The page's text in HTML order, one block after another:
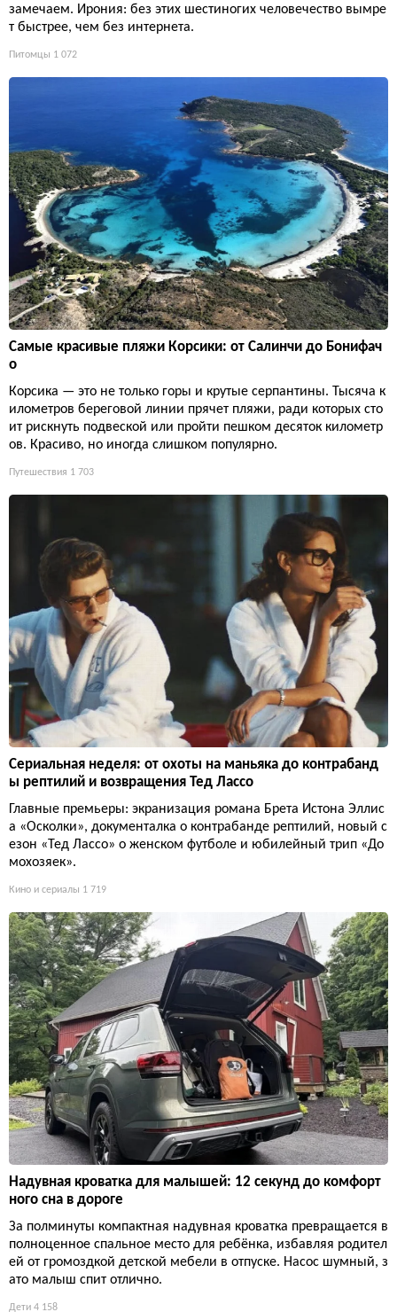
замечаем. Ирония: без этих шестиногих человечество вымре
т быстрее, чем без интернета.
Питомцы 1 072
Самые красивые пляжи Корсики: от Салинчи до Бонифач
о
Корсика — это не только горы и крутые серпантины. Тысяча к
илометров береговой линии прячет пляжи, ради которых сто
ит рискнуть подвеской или пройти пешком десяток километр
ов. Красиво, но иногда слишком популярно.
Путешествия 1 703
Сериальная неделя: от охоты на маньяка до контрабанд
ы рептилий и возвращения Тед Лассо
Главные премьеры: экранизация романа Брета Истона Эллис
а «Осколки», документалка о контрабанде рептилий, новый с
езон «Тед Лассо» о женском футболе и юбилейный трип «До
мохозяек».
Кино и сериалы 1 719
Надувная кроватка для малышей: 12 секунд до комфорт
ного сна в дороге
За полминуты компактная надувная кроватка превращается в
полноценное спальное место для ребёнка, избавляя родител
ей от громоздкой детской мебели в отпуске. Насос шумный, з
ато малыш спит отлично.
Дети 4 158